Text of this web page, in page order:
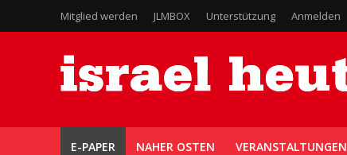
Mitglied werden JLMBOX Unterstützung Anmelden
E-PAPER NAHER OSTEN VERANSTALTUNGEN